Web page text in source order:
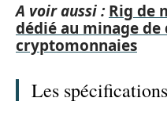
A voir aussi : Rig de
dédié au minage de
cryptomonnaies
Les